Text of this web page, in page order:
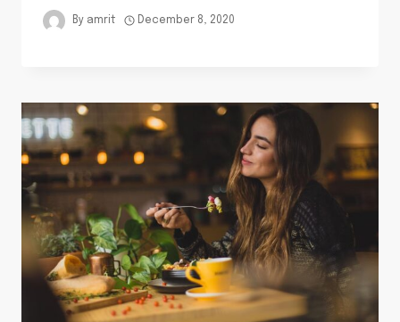
By amrit December 8, 2020